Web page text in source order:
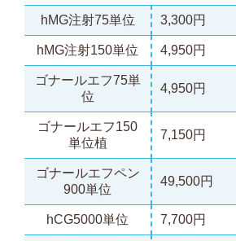
hMG注射75単位 3,300円
hMG注射150単位 4,950円
ゴナールエフ75単
位
4,950円
ゴナールエフ150
単位植
7,150円
ゴナールエフペン
900単位
49,500円
hCG5000単位 7,700円